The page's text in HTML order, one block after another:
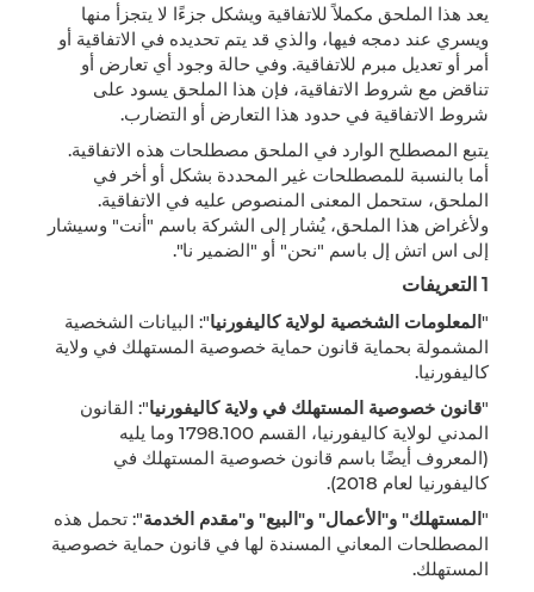
يعد هذا الملحق مكملاً للاتفاقية ويشكل جزءًا لا يتجزأ منها
ويسري عند دمجه فيها، والذي قد يتم تحديده في الاتفاقية أو
أمر أو تعديل مبرم للاتفاقية. وفي حالة وجود أي تعارض أو
تناقض مع شروط الاتفاقية، فإن هذا الملحق يسود على
شروط الاتفاقية في حدود هذا التعارض أو التضارب.
يتبع المصطلح الوارد في الملحق مصطلحات هذه الاتفاقية.
أما بالنسبة للمصطلحات غير المحددة بشكل أو أخر في
الملحق، ستحمل المعنى المنصوص عليه في الاتفاقية.
ولأغراض هذا الملحق، يُشار إلى الشركة باسم "أنت" وسيشار
إلى اس اتش إل باسم "نحن" أو "الضمير نا".
1 التعريفات
"المعلومات الشخصية لولاية كاليفورنيا": البيانات الشخصية
المشمولة بحماية قانون حماية خصوصية المستهلك في ولاية
كاليفورنيا.
"قانون خصوصية المستهلك في ولاية كاليفورنيا": القانون
المدني لولاية كاليفورنيا، القسم 1798.100 وما يليه
(المعروف أيضًا باسم قانون خصوصية المستهلك في
كاليفورنيا لعام 2018).
"المستهلك" و"الأعمال" و"البيع" و"مقدم الخدمة": تحمل هذه
المصطلحات المعاني المسندة لها في قانون حماية خصوصية
المستهلك.